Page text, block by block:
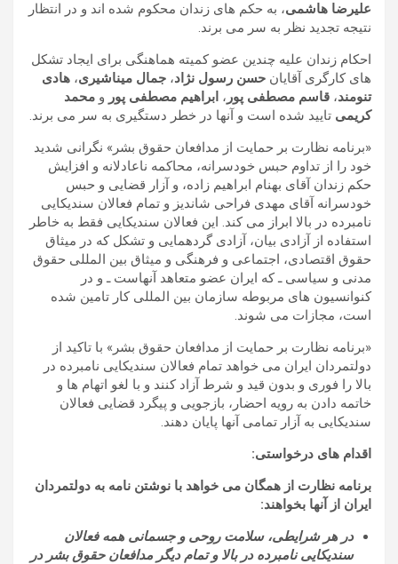
علیرضا هاشمی، به حکم های زندان محکوم شده اند و در انتظار
نتیجه تجدید نظر به سر می برند.
احکام زندان علیه چندین عضو کمیته هماهنگی برای ایجاد تشکل
های کارگری آقایان حسن رسول نژاد، جمال میناشیری، هادی
تنومند، قاسم مصطفی پور ، ابراهیم مصطفی پور و محمد
کریمی تایید شده است و آنها در خطر دستگیری به سر می برند.
«برنامه نظارت بر حمایت از مدافعان حقوق بشر» نگرانی شدید
خود را از تداوم حبس خودسرانه، محاکمه ناعادلانه و افزایش
حکم زندان آقای بهنام ابراهیم زاده، و آزار قضایی و حبس
خودسرانه آقای مهدی فراحی شاندیز و تمام فعالان سندیکایی
نامبرده در بالا ابراز می کند. این فعالان سندیکایی فقط به خاطر
استفاده از آزادی بیان، آزادی گردهمایی و تشکل که در میثاق
حقوق اقتصادی، اجتماعی و فرهنگی و میثاق بین المللی حقوق
مدنی و سیاسی ـ که ایران عضو متعاهد آنهاست ـ و در
کنوانسیون های مربوطه سازمان بین المللی کار تامین شده
است، مجازات می شوند.
«برنامه نظارت بر حمایت از مدافعان حقوق بشر» با تاکید از
دولتمردان ایران می خواهد تمام فعالان سندیکایی نامبرده در
بالا را فوری و بدون قید و شرط آزاد کنند و با لغو اتهام ها و
خاتمه دادن به رویه احضار، بازجویی و پیگرد قضایی فعالان
سندیکایی به آزار تمامی آنها پایان دهند.
اقدام های درخواستی:
برنامه نظارت از همگان می خواهد با نوشتن نامه به دولتمردان
ایران از آنها بخواهند:
در هر شرايطی، سلامت روحی و جسمانی همه فعالان
سندیکایی نامبرده در بالا و تمام دیگر مدافعان حقوق بشر در